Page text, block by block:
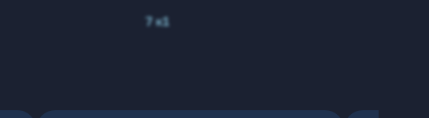
7 к1